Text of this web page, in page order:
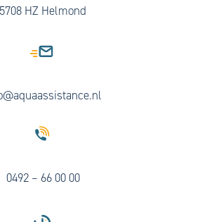
5708 HZ Helmond
0492 – 66 00 00